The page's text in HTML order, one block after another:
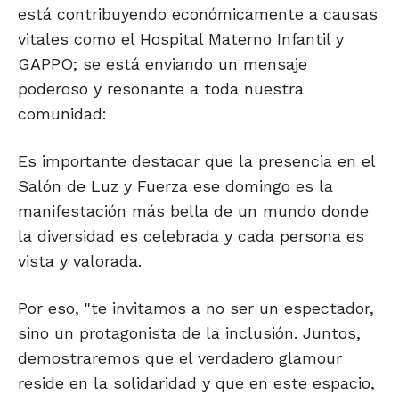
está contribuyendo económicamente a causas
vitales como el Hospital Materno Infantil y
GAPPO; se está enviando un mensaje
poderoso y resonante a toda nuestra
comunidad:
Es importante destacar que la presencia en el
Salón de Luz y Fuerza ese domingo es la
manifestación más bella de un mundo donde
la diversidad es celebrada y cada persona es
vista y valorada.
Por eso, "te invitamos a no ser un espectador,
sino un protagonista de la inclusión. Juntos,
demostraremos que el verdadero glamour
reside en la solidaridad y que en este espacio,